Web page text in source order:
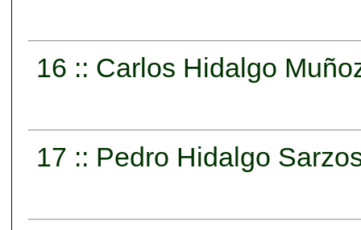
16 :: Carlos Hidalgo
17 :: Pedro Hidalgo